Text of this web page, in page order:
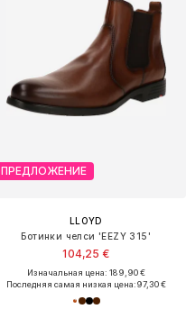
ПРЕДЛОЖЕНИЕ
LLOYD
Ботинки челси 'EEZY 315'
104,25 €
Изначальная цена: 189,90 €
Последняя самая низкая цена:97,30 €